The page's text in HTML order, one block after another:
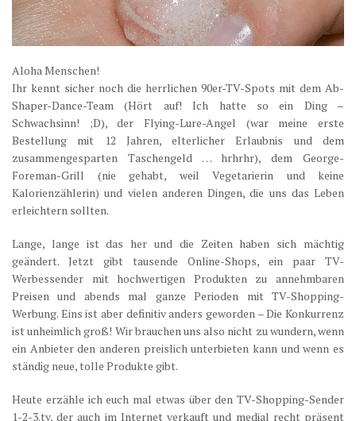
Aloha Menschen!
Ihr kennt sicher noch die herrlichen 90er-TV-Spots mit dem Ab-
Shaper-Dance-Team (Hört auf! Ich hatte so ein Ding –
Schwachsinn! ;D), der Flying-Lure-Angel (war meine erste
Bestellung mit 12 Jahren, elterlicher Erlaubnis und dem
zusammengesparten Taschengeld … hrhrhr), dem George-
Foreman-Grill (nie gehabt, weil Vegetarierin und keine
Kalorienzählerin) und vielen anderen Dingen, die uns das Leben
erleichtern sollten.
Lange, lange ist das her und die Zeiten haben sich mächtig
geändert. Jetzt gibt tausende Online-Shops, ein paar TV-
Werbessender mit hochwertigen Produkten zu annehmbaren
Preisen und abends mal ganze Perioden mit TV-Shopping-
Werbung. Eins ist aber definitiv anders geworden – Die Konkurrenz
ist unheimlich groß! Wir brauchen uns also nicht zu wundern, wenn
ein Anbieter den anderen preislich unterbieten kann und wenn es
ständig neue, tolle Produkte gibt.
Heute erzähle ich euch mal etwas über den TV-Shopping-Sender
1-2-3.tv, der auch im Internet verkauft und medial recht präsent